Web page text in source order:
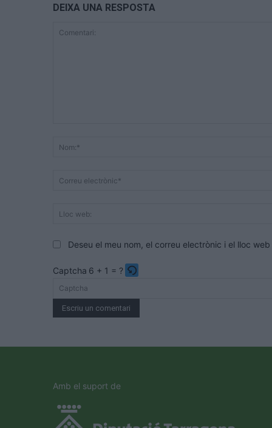
DEIXA UNA RESPOSTA
Deseu el meu nom, el correu electrònic i el lloc
Captcha 6 + 1 = ?
Please
enter
the
to
verify
Amb el suport de